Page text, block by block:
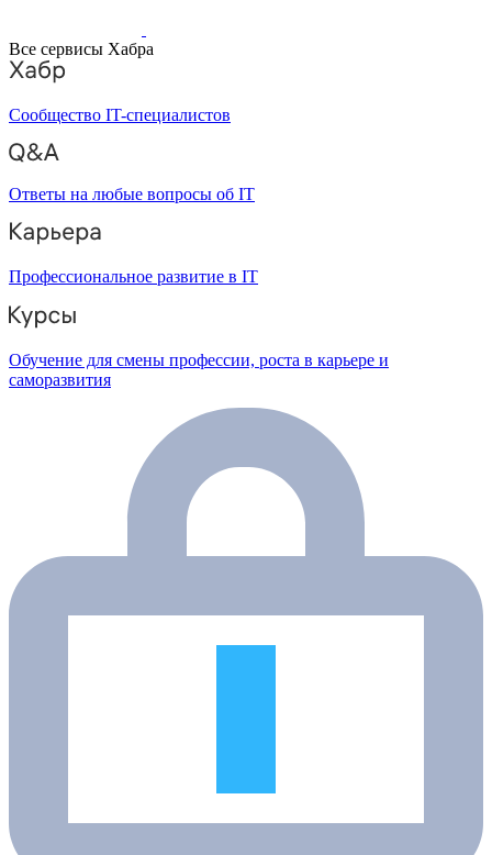
Все сервисы Хабра
Сообщество IT-специалистов
Ответы на любые вопросы об IT
Профессиональное развитие в IT
Обучение для смены профессии, роста в карьере и
саморазвития